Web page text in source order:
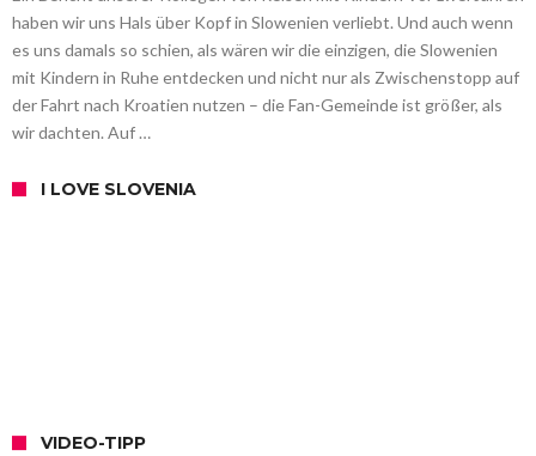
haben wir uns Hals über Kopf in Slowenien verliebt. Und auch wenn
es uns damals so schien, als wären wir die einzigen, die Slowenien
mit Kindern in Ruhe entdecken und nicht nur als Zwischenstopp auf
der Fahrt nach Kroatien nutzen – die Fan-Gemeinde ist größer, als
wir dachten. Auf …
I LOVE SLOVENIA
VIDEO-TIPP